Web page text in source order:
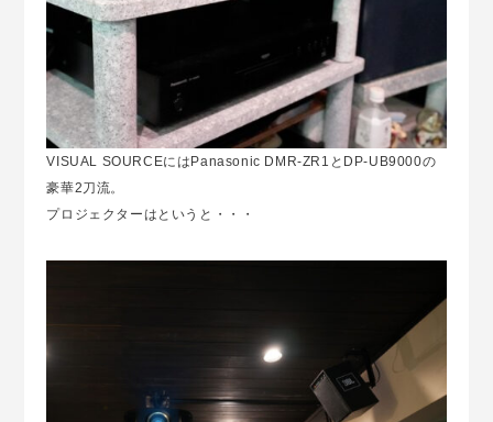
VISUAL SOURCEにはPanasonic DMR-ZR1とDP-UB9000の
豪華2刀流。
プロジェクターはというと・・・